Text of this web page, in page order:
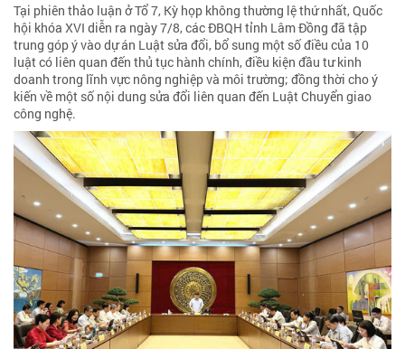
Tại phiên thảo luận ở Tổ 7, Kỳ họp không thường lệ thứ nhất, Quốc
hội khóa XVI diễn ra ngày 7/8, các ĐBQH tỉnh Lâm Đồng đã tập
trung góp ý vào dự án Luật sửa đổi, bổ sung một số điều của 10
luật có liên quan đến thủ tục hành chính, điều kiện đầu tư kinh
doanh trong lĩnh vực nông nghiệp và môi trường; đồng thời cho ý
kiến về một số nội dung sửa đổi liên quan đến Luật Chuyển giao
công nghệ.